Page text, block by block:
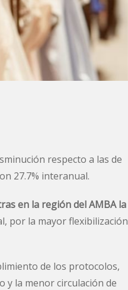
respecto a las de
27.7% interanual.
en la región del AMBA la
por la mayor flexibilización
de los protocolos,
y la menor circulación de